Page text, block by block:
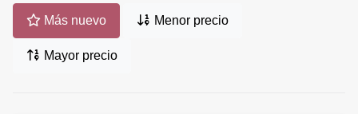
Más nuevo Menor precio
Mayor precio